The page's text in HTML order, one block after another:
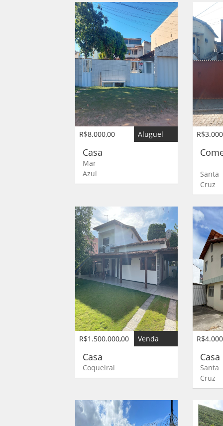
R$8.000,00 Aluguel
Casa
Mar
Azul
Santa
Cruz
R$1.500.000,00 Venda
Casa
Coqueiral
Santa
Cruz